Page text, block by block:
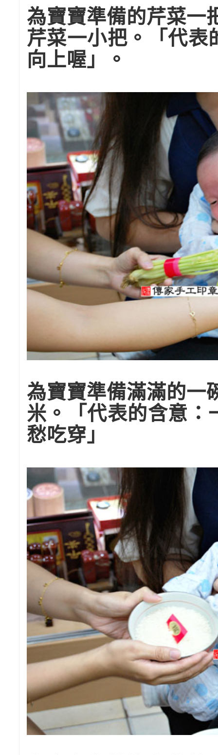
為寶寶準備的芹菜一
芹菜一小把。「代表
向上喔」。
為寶寶準備滿滿的一
米。「代表的含意：
愁吃穿」